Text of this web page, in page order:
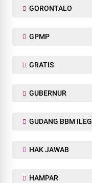
GORONTALO
GPMP
GRATIS
GUBERNUR
GUDANG BBM ILEGAL
HAK JAWAB
HAMPAR